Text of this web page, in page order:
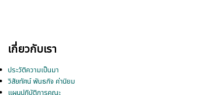
เกี่ยวกับเรา
ประวัติความเป็นมา
วิสัยทัศน์ พันธกิจ ค่านิยม
แผนปฏิบัติการคณะ